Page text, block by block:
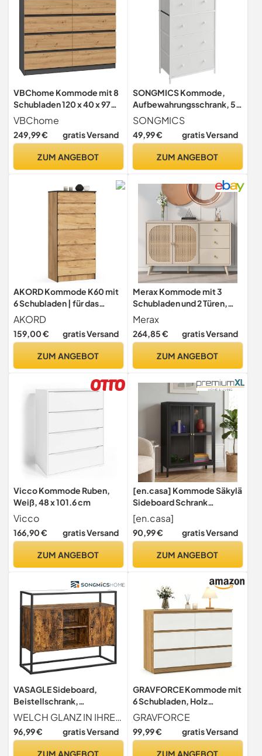
VBChome Kommode mit 8
Schubladen 120 x 40 x 97
cm Eiche Artisan - Antrazit
Grifflose
Schubladenkommode
Schlafzimmer Wohnzimmer
Eiche Artisan - Antrazit
VBChome
249,99 € gratis Versand
ZUM ANGEBOT
SONGMICS Kommode,
Aufbewahrungsschrank, 5
Stoffschubladen, für Flur,
Wohnzimmer, weiß-
eichenfarben LTS514W57
SONGMICS
49,99 € gratis Versand
ZUM ANGEBOT
AKORD Kommode K60 mit
6 Schubladen | für das
Wohnzimmer Schlafzimmer
Schrank Büro
Arbeitszimmer | Modernes
H130 x T40 cm, Gewicht
AKORD
159,00 € gratis Versand
ZUM ANGEBOT
Merax Kommode mit 3
Schubladen und 2 Türen,
Rattan Sideboard
Schubladenschrank aus
Holz, Highboard TV-Tisch
Schlafzimmer &
Offwhite, 120 x 40 x 82,5
Merax
264,85 € gratis Versand
ZUM ANGEBOT
Vicco Kommode Ruben,
Weiß, 48 x 101.6 cm
Vicco
166,90 € gratis Versand
ZUM ANGEBOT
[en.casa] Kommode Säkylä
Sideboard Schrank
Mehrzweckschrank mit
Glastüren geriffelt 84 x 64 x
35 cm Vitrinenschrank
Metallschrank Schwarz
[en.casa]
90,99 € gratis Versand
ZUM ANGEBOT
VASAGLE Sideboard,
Beistellschrank,
Küchenschrank, offene
Fächer, 100 x 35 x 80 cm,
Stahlgestell, Hartglas,
WELCH GLANZ IN IHRER HÜTTE Schwarzes Metallgestell, vintagebraune Schränke, eine elegante Glasoberfläche - Diese Anrichte macht Küchen glücklich, lässt Esszimmer strahlen und verleiht Fluren ein stilvolles Antlitz
96,99 € gratis Versand
ZUM ANGEBOT
GRAVFORCE Kommode mit
6 Schubladen, Holz
Sideboard mit viel
Stauraum, Moderner
Schubladenschrank für
GRAVFORCE
99,99 € gratis Versand
ZUM ANGEBOT